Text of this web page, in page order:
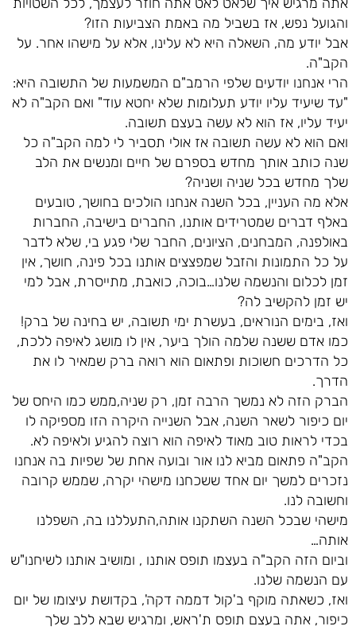
והגועל נפש, אז בשביל מה באמת הצביעות הזו?
אבל יודע מה, השאלה היא לא עלינו, אלא על מישהו אחר. על
הקב"ה.
הרי אנחנו יודעים שלפי הרמב"ם המשמעות של התשובה היא:
"עד שיעיד עליו יודע תעלומות שלא יחטא עוד" ואם הקב"ה לא
יעיד עליו, אז הוא לא עשה בעצם תשובה.
ואם הוא לא עשה תשובה אז אולי תסביר לי למה הקב"ה כל
שנה כותב אותך מחדש בספרם של חיים ומנשים את הלב
שלך מחדש בכל שניה ושניה?
אלא מה העניין, בכל השנה אנחנו הולכים בחושך, טובעים
באלף דברים שמטרידים אותנו, החברים בישיבה, החברות
באולפנה, המבחנים, הציונים, החבר שלי פגע בי, שלא לדבר
על כל התמונות והזבל שמפצצים אותנו בכל פינה, חושך, אין
זמן לכלום והנשמה שלנו…בוכה, כואבת, מתייסרת, אבל למי
יש זמן להקשיב לה?
ואז, בימים הנוראים, בעשרת ימי תשובה, יש בחינה של ברק!
כמו אדם ששנה שלמה הולך ביער, אין לו מושג לאיפה ללכת,
כל הדרכים חשוכות ופתאום הוא רואה ברק שמאיר לו את
הדרך.
הברק הזה לא נמשך הרבה זמן, רק שניה,ממש כמו היחס של
יום כיפור לשאר השנה, אבל השנייה היקרה הזו מספיקה לו
בכדי לראות טוב מאוד לאיפה הוא רוצה להגיע ולאיפה לא.
הקב"ה פתאום מביא לנו אור ובועה אחת של שפיות בה אנחנו
נזכרים למשך יום אחד ששכחנו מישהי יקרה, שממש קרובה
וחשובה לנו.
מישהי שבכל השנה השתקנו אותה,התעללנו בה, השפלנו
אותה…
וביום הזה הקב"ה בעצמו תופס אותנו , ומושיב אותנו לשיחנו"ש
עם הנשמה שלנו.
ואז, כשאתה מוקף ב'קול דממה דקה', בקדושת עיצומו של יום
כיפור, אתה בעצם תופס ת'ראש, ומרגיש שבא ללב שלך